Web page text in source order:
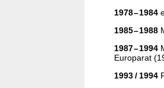
1978 – 1984
1985 – 1988
1987 – 1994
Europarat
1993 / 1994